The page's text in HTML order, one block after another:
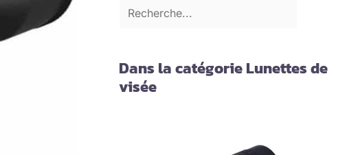
Dans la catégorie Lunettes de
visée